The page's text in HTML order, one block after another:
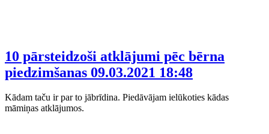
10 pārsteidzoši atklājumi pēc bērna
piedzimšanas 09.03.2021 18:48
Kādam taču ir par to jābrīdina. Piedāvājam ielūkoties kādas
māmiņas atklājumos.